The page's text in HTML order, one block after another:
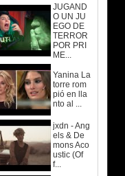
JUGAND
O UN JU
EGO DE
TERROR
POR PRI
ME...
Yanina La
torre rom
pió en lla
nto al ...
jxdn - Ang
els & De
mons Aco
ustic (Of
f...